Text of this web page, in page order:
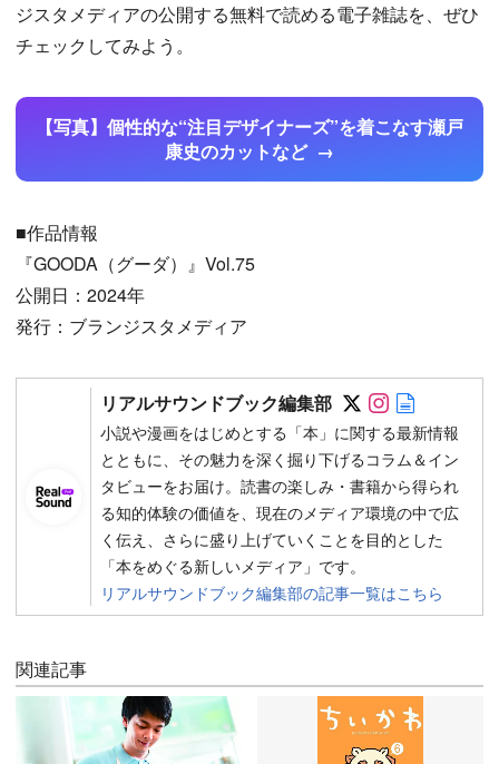
ジスタメディアの公開する無料で読める電子雑誌を、ぜひ
チェックしてみよう。
【写真】個性的な“注目デザイナーズ”を着こなす瀬戸
康史のカットなど
■作品情報
『GOODA（グーダ）』Vol.75
公開日：2024年
発行：ブランジスタメディア
リアルサウンドブック編集部 Follow on
Follow on
小説や漫画をはじめとする「本」に関する最新情報
とともに、その魅力を深く掘り下げるコラム＆イン
タビューをお届け。読書の楽しみ・書籍から得られ
る知的体験の価値を、現在のメディア環境の中で広
く伝え、さらに盛り上げていくことを目的とした
「本をめぐる新しいメディア」です。
リアルサウンドブック編集部の記事一覧はこちら
関連記事